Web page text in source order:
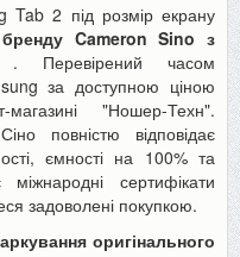
Tab 2 під розмір екрану
бренду Cameron Sino з
. Перевірений часом
за доступною ціною
"Ношер-Техн".
повністю відповідає
ємності на 100% та
сертифікати
задоволені покупкою.
оригінального